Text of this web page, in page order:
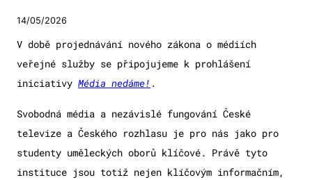
14/05/2026
V době projednávání nového zákona o médiích
veřejné služby se připojujeme k prohlášení
iniciativy Média nedáme! .
Svobodná média a nezávislé fungování České
televize a Českého rozhlasu je pro nás jako pro
studenty uměleckých oborů klíčové. Právě tyto
instituce jsou totiž nejen klíčovým informačním,